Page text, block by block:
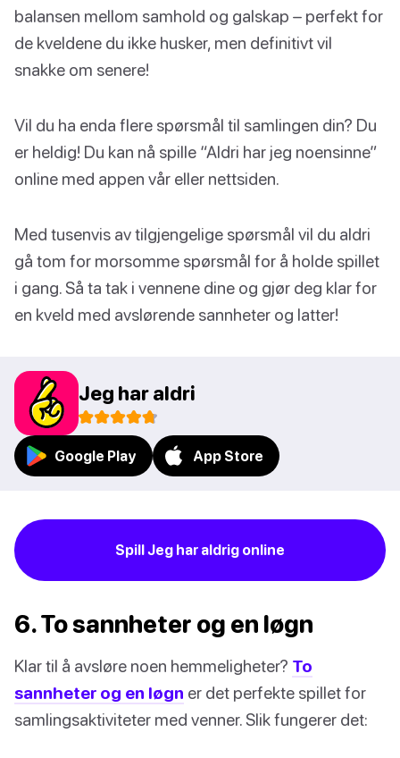
balansen mellom samhold og galskap – perfekt for
de kveldene du ikke husker, men definitivt vil
snakke om senere!
Vil du ha enda flere spørsmål til samlingen din? Du
er heldig! Du kan nå spille “Aldri har jeg noensinne”
online med appen vår eller nettsiden.
Med tusenvis av tilgjengelige spørsmål vil du aldri
gå tom for morsomme spørsmål for å holde spillet
i gang. Så ta tak i vennene dine og gjør deg klar for
en kveld med avslørende sannheter og latter!
Jeg har aldri
Google Play App Store
Spill Jeg har aldrig online
6. To sannheter og en løgn
Klar til å avsløre noen hemmeligheter? To
sannheter og en løgn er det perfekte spillet for
samlingsaktiviteter med venner. Slik fungerer det: